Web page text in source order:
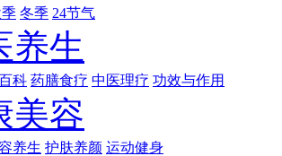
冬季 24节气
养生
科 药膳食疗 中医理疗 功效与作用
美容
养生 护肤养颜 运动健身